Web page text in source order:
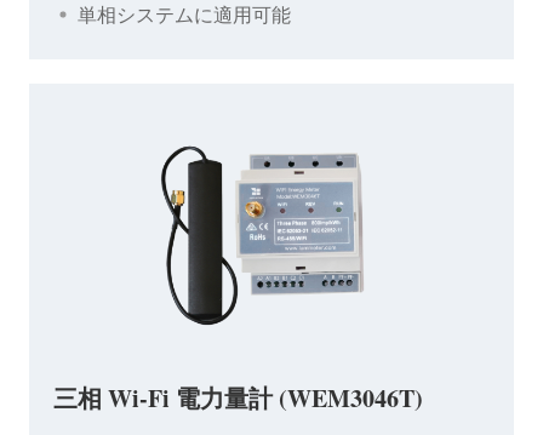
単相システムに適用可能
三相 Wi-Fi 電力量計 (WEM3046T)